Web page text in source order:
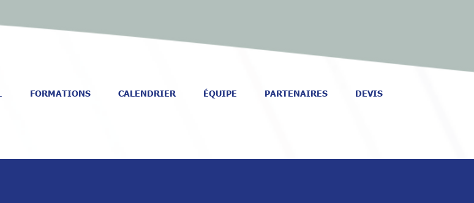
FORMATIONS CALENDRIER ÉQUIPE PARTENAIRES DEVIS